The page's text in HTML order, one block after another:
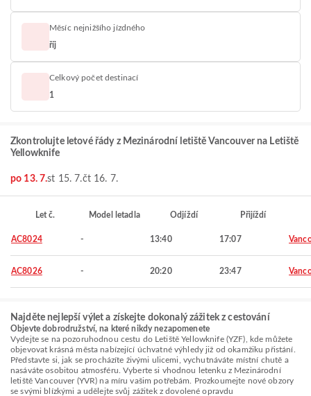
Měsíc nejnižšího jízdného
říj
Celkový počet destinací
1
Zkontrolujte letové řády z Mezinárodní letiště Vancouver na Letiště
Yellowknife
po 13. 7.st 15. 7.čt 16. 7.
Let č. Model letadla Odjíždí Přijíždí
AC8024 - 13:40 17:07
AC8026 - 20:20 23:47
Najděte nejlepší výlet a získejte dokonalý zážitek z cestování
Objevte dobrodružství, na které nikdy nezapomenete
Vydejte se na pozoruhodnou cestu do Letiště Yellowknife (YZF), kde můžete
objevovat krásná města nabízející úchvatné výhledy již od okamžiku přistání.
Představte si, jak se procházíte živými ulicemi, vychutnáváte místní chutě a
nasáváte osobitou atmosféru. Vyberte si vhodnou letenku z Mezinárodní
letiště Vancouver (YVR) na míru vašim potřebám. Prozkoumejte nové obzory
se svými blízkými a udělejte svůj zážitek z dovolené opravdu